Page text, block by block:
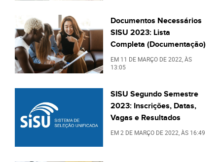
Documentos Necessários
SISU 2023: Lista
Completa (Documentação)
EM 11 DE MARÇO DE 2022 , ÀS
13:05
SISU Segundo Semestre
2023: Inscrições, Datas,
Vagas e Resultados
EM2 DE MARÇO DE 2022, ÀS 16:49